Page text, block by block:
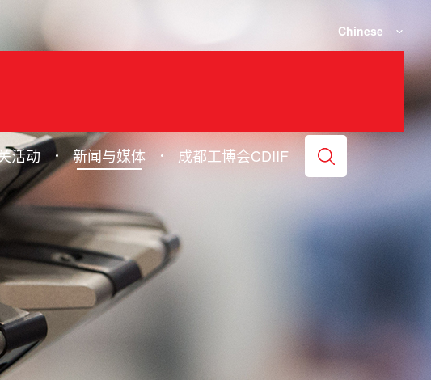
Chinese
活动 新闻与媒体 成都工博会CDIIF